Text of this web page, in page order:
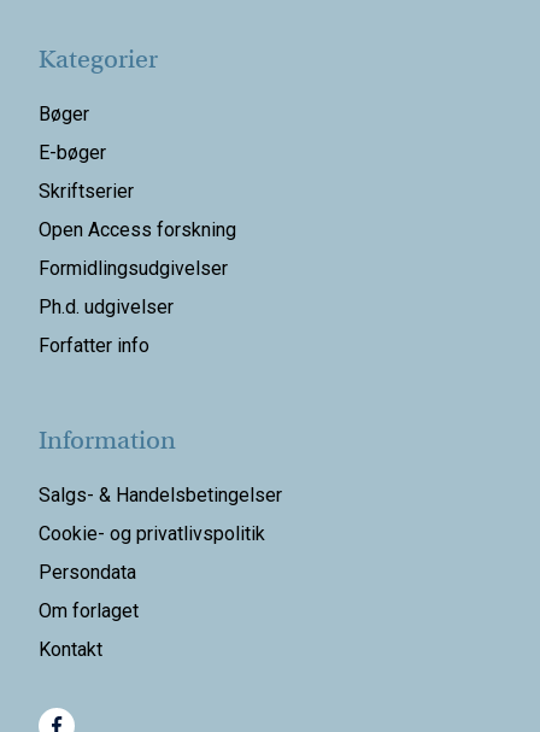
Kategorier
Bøger
E-bøger
Skriftserier
Open Access forskning
Formidlingsudgivelser
Ph.d. udgivelser
Forfatter info
Information
Salgs- & Handelsbetingelser
Cookie- og privatlivspolitik
Persondata
Om forlaget
Kontakt